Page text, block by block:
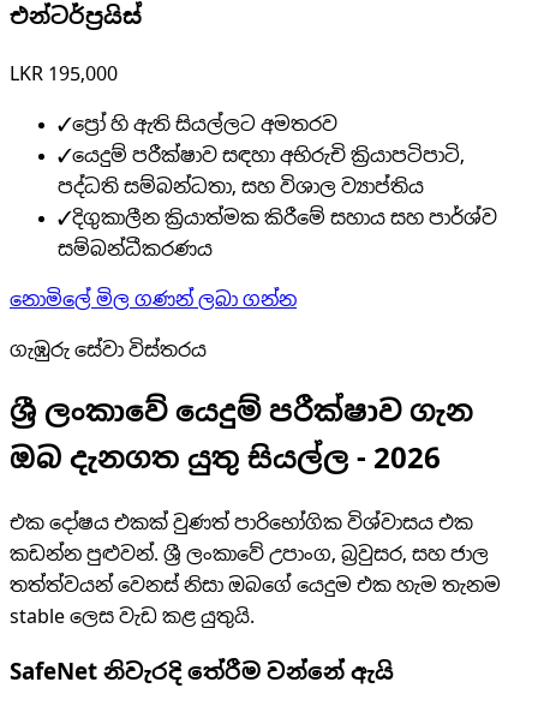
එන්ටර්ප්‍රයිස්
LKR 195,000
✓ප්‍රෝ හි ඇති සියල්ලට අමතරව
✓යෙදුම් පරීක්ෂාව සඳහා අභිරුචි ක්‍රියාපටිපාටි,
පද්ධති සම්බන්ධතා, සහ විශාල ව්‍යාප්තිය
✓දිගුකාලීන ක්‍රියාත්මක කිරීමේ සහාය සහ පාර්ශ්ව
සම්බන්ධීකරණය
නොමිලේ මිල ගණන් ලබා ගන්න
ගැඹුරු සේවා විස්තරය
ශ්‍රී ලංකාවේ යෙදුම් පරීක්ෂාව ගැන
ඔබ දැනගත යුතු සියල්ල - 2026
එක දෝෂය එකක් වුණත් පාරිභෝගික විශ්වාසය එක
කඩන්න පුළුවන්. ශ්‍රී ලංකාවේ උපාංග, බ්‍රවුසර, සහ ජාල
තත්ත්වයන් වෙනස් නිසා ඔබගේ යෙදුම එක හැම තැනම
stable ලෙස වැඩ කළ යුතුයි.
SafeNet නිවැරදි තේරීම වන්නේ ඇයි